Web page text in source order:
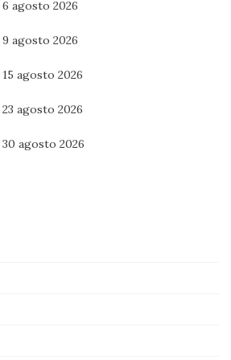
agosto 2026
agosto 2026
agosto 2026
agosto 2026
agosto 2026